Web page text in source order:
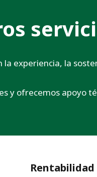
experiencia, la
y ofrecemos apoyo
Rentabilidad